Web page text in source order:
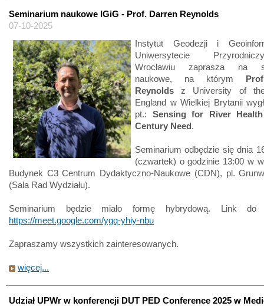
Seminarium naukowe IGiG - Prof. Darren Reynolds
07-10-2025
Instytut Geodezji i
Uniwersytecie
Wrocławiu zaprasza na
naukowe, na którym
Reynolds z University of
England w Wielkiej Brytanii
pt.: Sensing for River
Century Need.
Seminarium odbędzie się dnia
(czwartek) o godzinie 13:00 w
Budynek C3 Centrum Dydaktyczno-Naukowe (CDN), pl.
(Sala Rad Wydziału).
Seminarium będzie miało formę hybrydową. Link do
https://meet.google.com/ygq-yhiy-nbu
Zapraszamy wszystkich zainteresowanych.
więcej...
Udział UPWr w konferencji DUT PED Conference 2025 w